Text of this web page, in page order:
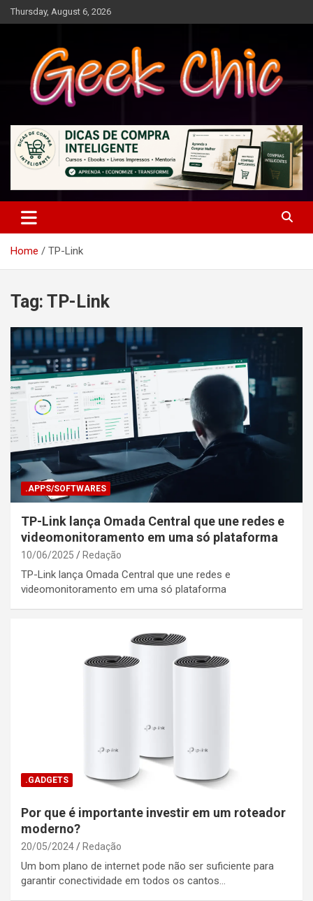
Skip
to
Thursday, August 6, 2026
Geek Chic
Home TP-Link
Tag: TP-Link
.APPS/SOFTWARES
TP-Link lança Omada Central que une redes e
videomonitoramento em uma só plataforma
10/06/2025 Redação
TP-Link lança Omada Central que une redes e
videomonitoramento em uma só plataforma
.GADGETS
Por que é importante investir em um roteador
moderno?
20/05/2024 Redação
Um bom plano de internet pode não ser suficiente para
garantir conectividade em todos os cantos…